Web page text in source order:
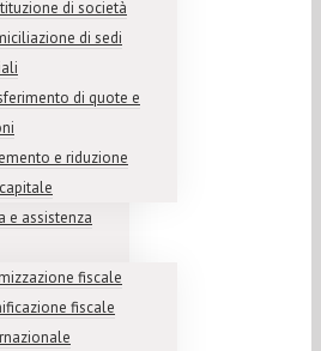
di società
di sedi
di quote e
e riduzione
e assistenza
fiscale
fiscale